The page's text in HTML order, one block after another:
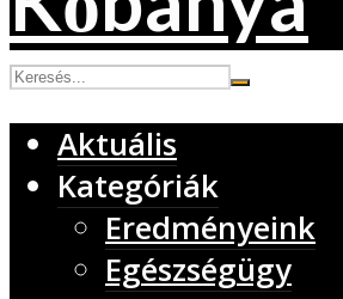
Aktuális
Kategóriák
Eredményeink
Egészségügy